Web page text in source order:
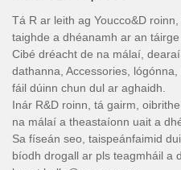
Tá R ar leith ag Youcco&D
taighde a dhéanamh ar an
Cibé dréacht de na málaí,
dathanna, Accessories,
fáil dúinn chun dul ar aghaidh.
Inár R&D roinn, tá gairm,
na málaí a theastaíonn uait a
Sa físeán seo, taispeánfaimid
bíodh drogall ar pls teagmháil a